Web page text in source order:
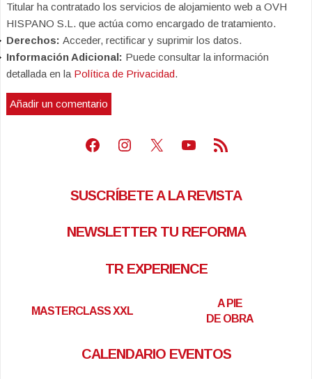
Titular ha contratado los servicios de alojamiento web a OVH
HISPANO S.L. que actúa como encargado de tratamiento.
Derechos: Acceder, rectificar y suprimir los datos.
Información Adicional: Puede consultar la información
detallada en la Política de Privacidad.
Facebook
Instagram
X Youtube
Feed RSS
SUSCRÍBETE A LA REVISTA
NEWSLETTER TU REFORMA
TR EXPERIENCE
MASTERCLASS XXL
A PIE
DE OBRA
CALENDARIO EVENTOS